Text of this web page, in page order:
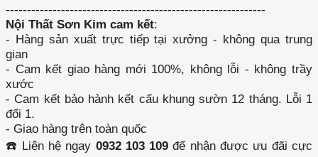
-------------------------------------------------------------
Nội Thất Sơn Kim cam kết:
- Hàng sản xuất trực tiếp tại xưởng - không qua trung
gian
- Cam kết giao hàng mới 100%, không lỗi - không trầy
xước
- Cam kết bảo hành kết cấu khung sườn 12 tháng. Lỗi 1
đổi 1.
- Giao hàng trên toàn quốc
☎️ Liên hệ ngay 0932 103 109 để nhận được ưu đãi cực